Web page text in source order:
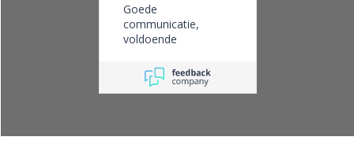
Goede
communicatie,
voldoende
service.